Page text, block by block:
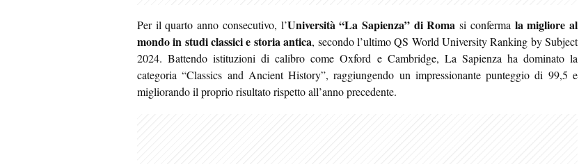
Per il quarto anno consecutivo, l’Università “La Sapienza” di Roma si conferma la migliore al
mondo in studi classici e storia antica, secondo l’ultimo QS World University Ranking by Subject
2024. Battendo istituzioni di calibro come Oxford e Cambridge, La Sapienza ha dominato la
categoria “Classics and Ancient History”, raggiungendo un impressionante punteggio di 99,5 e
migliorando il proprio risultato rispetto all’anno precedente.